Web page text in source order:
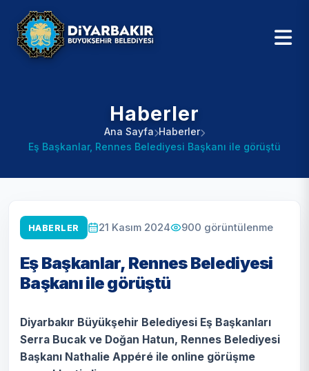
Haberler
Ana Sayfa Haberler
Eş Başkanlar, Rennes Belediyesi Başkanı ile görüştü
HABERLER 21 Kasım 2024 900 görüntülenme
Eş Başkanlar, Rennes Belediyesi
Başkanı ile görüştü
Diyarbakır Büyükşehir Belediyesi Eş Başkanları
Serra Bucak ve Doğan Hatun, Rennes Belediyesi
Başkanı Nathalie Appéré ile online görüşme